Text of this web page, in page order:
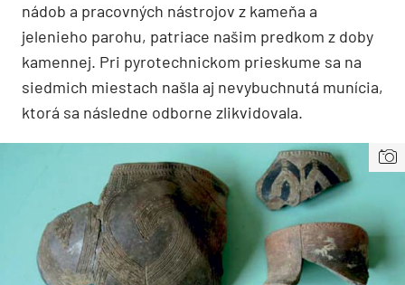
nádob a pracovných nástrojov z kameňa a
jelenieho parohu, patriace našim predkom z doby
kamennej. Pri pyrotechnickom prieskume sa na
siedmich miestach našla aj nevybuchnutá munícia,
ktorá sa následne odborne zlikvidovala.